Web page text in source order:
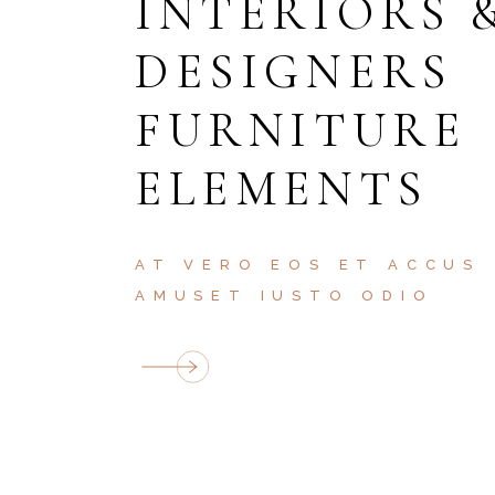
INTERIORS
DESIGNERS
FURNITURE
ELEMENTS
AT VERO EOS ET ACCUS
AMUSET IUSTO ODIO